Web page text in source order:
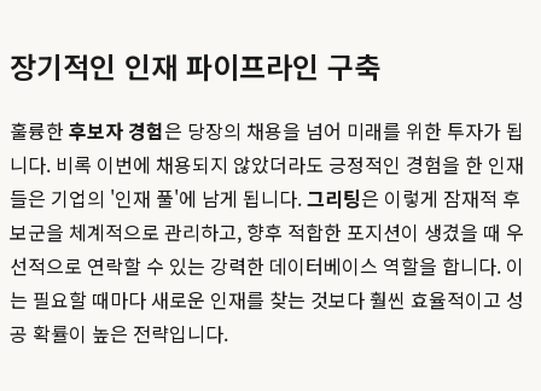
장기적인 인재 파이프라인 구축
훌륭한후보자 경험은 당장의 채용을 넘어 미래를 위한 투자가 됩
니다. 비록 이번에 채용되지 않았더라도 긍정적인 경험을 한 인재
들은 기업의 '인재 풀'에 남게 됩니다.그리팅은 이렇게 잠재적 후
보군을 체계적으로 관리하고, 향후 적합한 포지션이 생겼을 때 우
선적으로 연락할 수 있는 강력한 데이터베이스 역할을 합니다. 이
는 필요할 때마다 새로운 인재를 찾는 것보다 훨씬 효율적이고 성
공 확률이 높은 전략입니다.